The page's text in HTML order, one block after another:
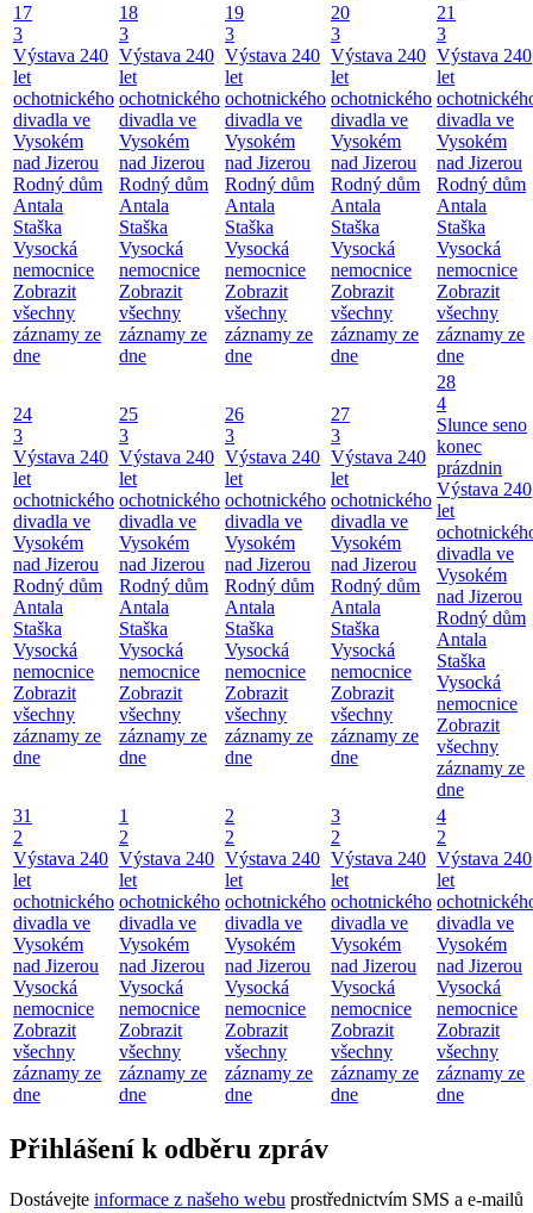
17
3
Výstava 240
let
ochotnického
divadla ve
Vysokém
nad Jizerou
Rodný dům
Antala
Staška
Vysocká
nemocnice
Zobrazit
všechny
záznamy ze
dne
18
3
Výstava 240
let
ochotnického
divadla ve
Vysokém
nad Jizerou
Rodný dům
Antala
Staška
Vysocká
nemocnice
Zobrazit
všechny
záznamy ze
dne
19
3
Výstava 240
let
ochotnického
divadla ve
Vysokém
nad Jizerou
Rodný dům
Antala
Staška
Vysocká
nemocnice
Zobrazit
všechny
záznamy ze
dne
20
3
Výstava 240
let
ochotnického
divadla ve
Vysokém
nad Jizerou
Rodný dům
Antala
Staška
Vysocká
nemocnice
Zobrazit
všechny
záznamy ze
dne
21
3
Výstava 240
let
divadla ve
Vysokém
nad Jizerou
Rodný dům
Antala
Staška
Vysocká
nemocnice
Zobrazit
všechny
záznamy ze
dne
24
3
Výstava 240
let
ochotnického
divadla ve
Vysokém
nad Jizerou
Rodný dům
Antala
Staška
Vysocká
nemocnice
Zobrazit
všechny
záznamy ze
dne
25
3
Výstava 240
let
ochotnického
divadla ve
Vysokém
nad Jizerou
Rodný dům
Antala
Staška
Vysocká
nemocnice
Zobrazit
všechny
záznamy ze
dne
26
3
Výstava 240
let
ochotnického
divadla ve
Vysokém
nad Jizerou
Rodný dům
Antala
Staška
Vysocká
nemocnice
Zobrazit
všechny
záznamy ze
dne
27
3
Výstava 240
let
ochotnického
divadla ve
Vysokém
nad Jizerou
Rodný dům
Antala
Staška
Vysocká
nemocnice
Zobrazit
všechny
záznamy ze
dne
28
4
Slunce seno
konec
prázdnin
Výstava 240
let
divadla ve
Vysokém
nad Jizerou
Rodný dům
Antala
Staška
Vysocká
nemocnice
Zobrazit
všechny
záznamy ze
dne
31
2
Výstava 240
let
ochotnického
divadla ve
Vysokém
nad Jizerou
Vysocká
nemocnice
Zobrazit
všechny
záznamy ze
dne
1
2
Výstava 240
let
ochotnického
divadla ve
Vysokém
nad Jizerou
Vysocká
nemocnice
Zobrazit
všechny
záznamy ze
dne
2
2
Výstava 240
let
ochotnického
divadla ve
Vysokém
nad Jizerou
Vysocká
nemocnice
Zobrazit
všechny
záznamy ze
dne
3
2
Výstava 240
let
ochotnického
divadla ve
Vysokém
nad Jizerou
Vysocká
nemocnice
Zobrazit
všechny
záznamy ze
dne
4
2
Výstava 240
let
divadla ve
Vysokém
nad Jizerou
Vysocká
nemocnice
Zobrazit
všechny
záznamy ze
dne
Přihlášení k odběru zpráv
Dostávejte informace z našeho webu prostřednictvím SMS a e-mailů